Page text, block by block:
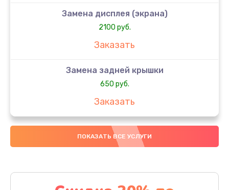
Замена дисплея (экрана)
2100 руб.
Заказать
Замена задней крышки
650 руб.
Заказать
Замена аккумулятора
4000 руб.
Замена материнской платы
ПОКАЗАТЬ ВСЕ УСЛУГИ